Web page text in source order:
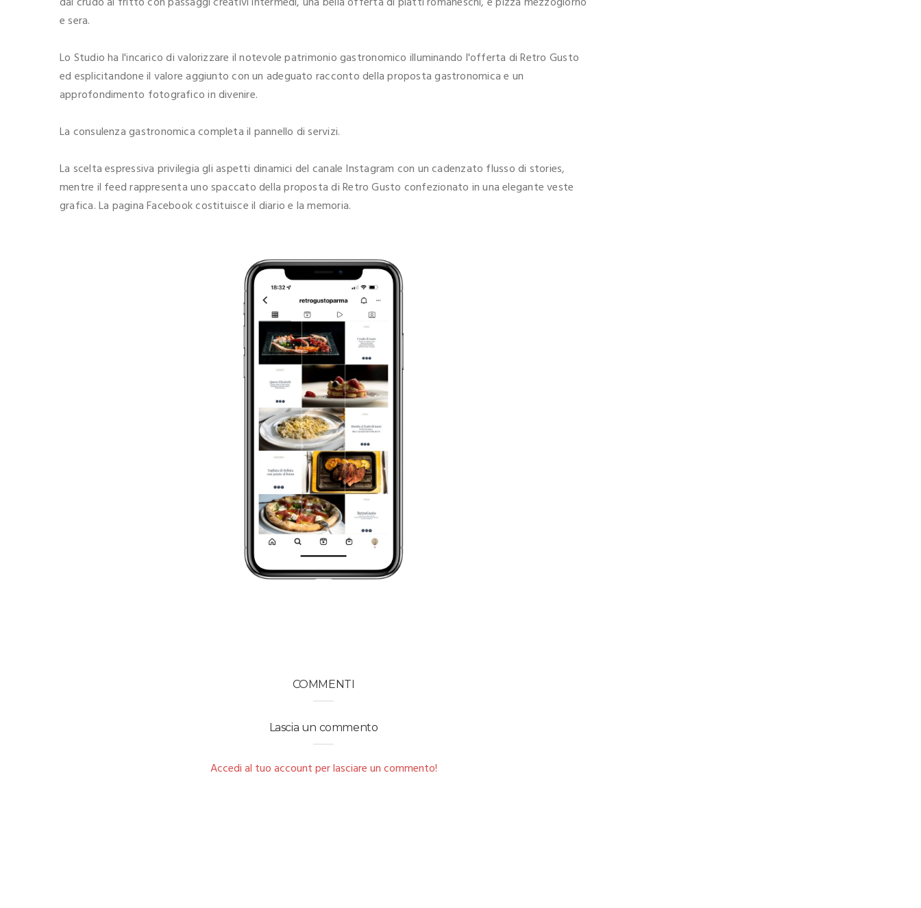
e sera.
Lo Studio ha l'incarico di valorizzare il notevole patrimonio gastronomico illuminando l'offerta di Retro Gusto
ed esplicitandone il valore aggiunto con un adeguato racconto della proposta gastronomica e un
approfondimento fotografico in divenire.
La consulenza gastronomica completa il pannello di servizi.
La scelta espressiva privilegia gli aspetti dinamici del canale Instagram con un cadenzato flusso di stories,
mentre il feed rappresenta uno spaccato della proposta di Retro Gusto confezionato in una elegante veste
grafica. La pagina Facebook costituisce il diario e la memoria.
COMMENTI
Lascia un commento
Accedi al tuo account per lasciare un commento!